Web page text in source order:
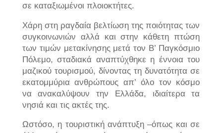
σε καταξιωμένοι πλοιοκτήτες.
Χάρη στη ραγδαία βελτίωση της ποιότητας των
συγκοινωνιών αλλά και στην κάθετη πτώση
των τιμών μετακίνησης μετά τον Β’ Παγκόσμιο
Πόλεμο, σταδιακά αναπτύχθηκε η έννοια του
μαζικού τουρισμού, δίνοντας τη δυνατότητα σε
εκατομμύρια ανθρώπους απ’ όλο τον κόσμο
να ανακαλύψουν την Ελλάδα, ιδιαίτερα τα
νησιά και τις ακτές της.
Ωστόσο, η τουριστική ανάπτυξη –όπως και σε